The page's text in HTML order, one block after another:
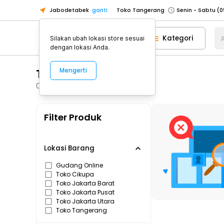
Jabodetabek ganti Toko Tangerang
Pick n Go Jakarta Barat
Senin -
Pick n Go Bekasi
Senin - Jumat
Toko Cikupa
Senin -
Senin - Jumat
Senin - Jumat
Kategori
Toshiba
0
Filter Produk
Lokasi Barang
Gudang Online
Toko Cikupa
Toko Jakarta Barat
Toko Jakarta Pusat
Toko Jakarta Utara
Toko Tangerang
Silakan ubah lokasi store sesuai
dengan lokasi Anda.
Mengerti